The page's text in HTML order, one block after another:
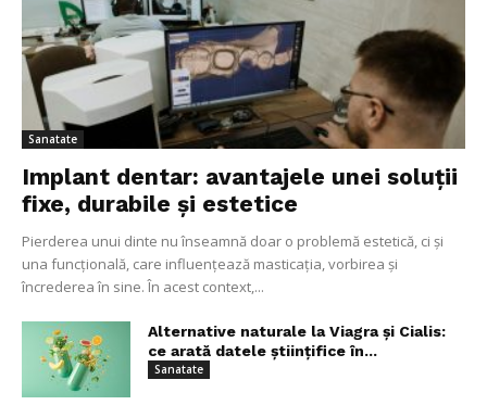
Sanatate
Implant dentar: avantajele unei soluții
fixe, durabile și estetice
Pierderea unui dinte nu înseamnă doar o problemă estetică, ci și
una funcțională, care influențează masticația, vorbirea și
încrederea în sine. În acest context,...
Alternative naturale la Viagra și Cialis:
ce arată datele științifice în...
Sanatate